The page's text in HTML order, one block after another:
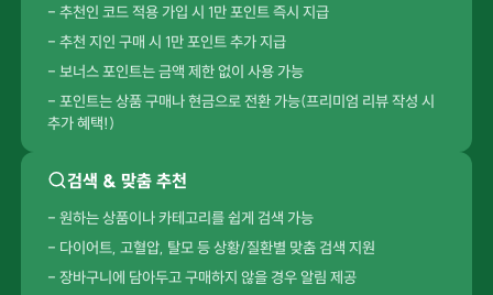
- 추천인 코드 적용 가입 시 1만 포인트 즉시 지급
- 추천 지인 구매 시 1만 포인트 추가 지급
- 보너스 포인트는 금액 제한 없이 사용 가능
- 포인트는 상품 구매나 현금으로 전환 가능(프리미엄 리뷰 작성 시
추가 혜택!)
검색 & 맞춤 추천
- 원하는 상품이나 카테고리를 쉽게 검색 가능
- 다이어트, 고혈압, 탈모 등 상황/질환별 맞춤 검색 지원
- 장바구니에 담아두고 구매하지 않을 경우 알림 제공